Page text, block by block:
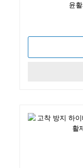
윤